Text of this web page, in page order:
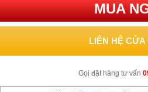
MUA
LIÊN HỆ CỬA
Gọi đặt hàng tư vấn